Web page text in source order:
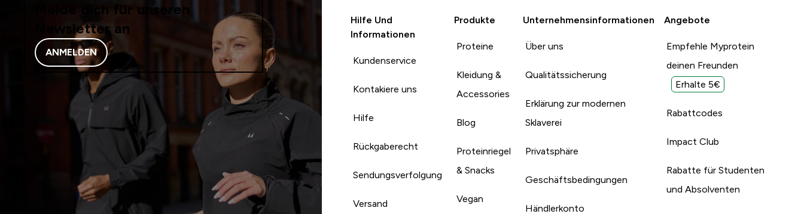
Melde dich für unseren
Newsletter an
ANMELDEN
Hilfe Und
Informationen
Kundenservice
Kontakiere uns
Hilfe
Rückgaberecht
Sendungsverfolgung
Versand
Produkte
Proteine
Kleidung &
Accessories
Blog
Proteinriegel
& Snacks
Vegan
Unternehmensinformationen
Über uns
Qualitätssicherung
Erklärung zur modernen
Sklaverei
Privatsphäre
Geschäftsbedingungen
Händlerkonto
Angebote
Empfehle Myprotein
deinen Freunden
Erhalte 5€
Rabattcodes
Impact Club
Rabatte für Studenten
und Absolventen